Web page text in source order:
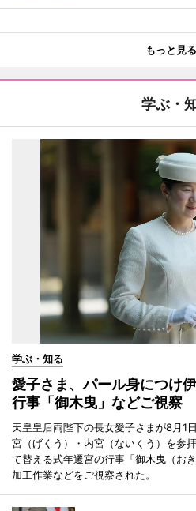
もっと見る
学ぶ・
学ぶ・知る
愛子さま、パール身につけ
行事「御木曳」などご視察
天皇皇后両陛下の長女愛子さまが8月1
宮（げくう）・内宮（ないくう）を参
て替える式年遷宮の行事「御木曳（お
加工作業などをご視察された。